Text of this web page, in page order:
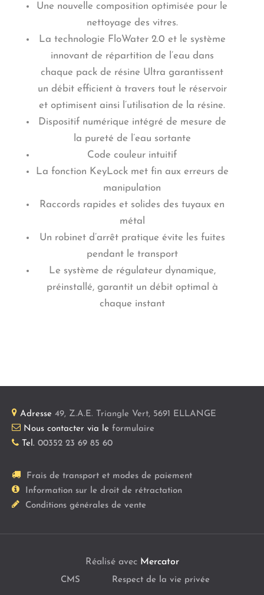
Une nouvelle composition optimisée pour le
nettoyage des vitres.
La technologie FloWater 2.0 et le système
innovant de répartition de l’eau dans
chaque pack de résine Ultra garantissent
un débit efficient à travers tout le réservoir
et optimisent ainsi l’utilisation de la résine.
Dispositif numérique intégré de mesure de
la pureté de l’eau sortante
Code couleur intuitif
La fonction KeyLock met fin aux erreurs de
manipulation
Raccords rapides et solides des tuyaux en
métal
Un robinet d’arrêt pratique évite les fuites
pendant le transport
Le système de régulateur dynamique,
préinstallé, garantit un débit optimal à
chaque instant
Adresse 49, Z.A.E. Triangle Vert, 5691
ELLANGE
Nous contacter via le formulaire
Tel. 00352 23 69 85 60
Frais de transport et modes de paiement
Information sur le droit de rétractation
Conditions générales de vente
Réalisé avec Mercator
CMS Respect de la vie privée